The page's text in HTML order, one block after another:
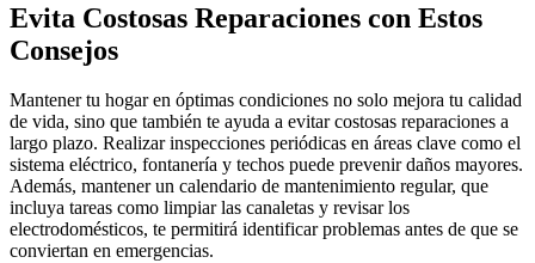
Evita Costosas Reparaciones con Estos
Consejos
Mantener tu hogar en óptimas condiciones no solo mejora tu calidad
de vida, sino que también te ayuda a evitar costosas reparaciones a
largo plazo. Realizar inspecciones periódicas en áreas clave como el
sistema eléctrico, fontanería y techos puede prevenir daños mayores.
Además, mantener un calendario de mantenimiento regular, que
incluya tareas como limpiar las canaletas y revisar los
electrodomésticos, te permitirá identificar problemas antes de que se
conviertan en emergencias.